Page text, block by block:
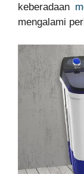
keberadaan
mengalami